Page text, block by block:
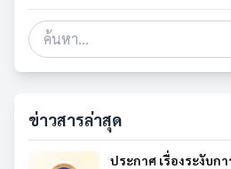
ข่าวสารล่าสุด
ประกาศ เรื่องระงับก